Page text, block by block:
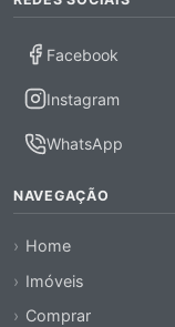
Facebook
Instagram
WhatsApp
NAVEGAÇÃO
Home
Imóveis
Comprar